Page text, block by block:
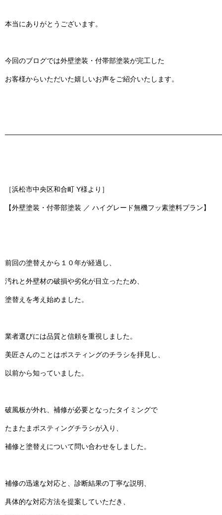
本当にありがとうございます。
今回のブログでは外壁塗装・付帯部塗装が完工した
お客様からいただいた嬉しいお声をご紹介いたします。
［浜松市中央区和合町 Y様より］
【外壁塗装・付帯部塗装 ／ ハイグレード無機フッ素塗料プラン】
前回の塗替えから１０年が経過し、
汚れと外壁材の破損や劣化が目立ったため、
塗替えを考え始めました。
業者選びには品質と信頼を重視しました。
美匠さんのことはポスティングのチラシを拝見し、
以前から知っていました。
破風板が外れ、補修が必要となったタイミングで
たまたまポスティングチラシが入り、
補修と塗替えについて問い合わせをしました。
補修の迅速な対応と、診断結果の丁寧な説明、
具体的な対応方法を提案していただき、